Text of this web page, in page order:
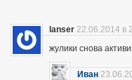
lanser 22.06.2014 в
жулики снова
Иван